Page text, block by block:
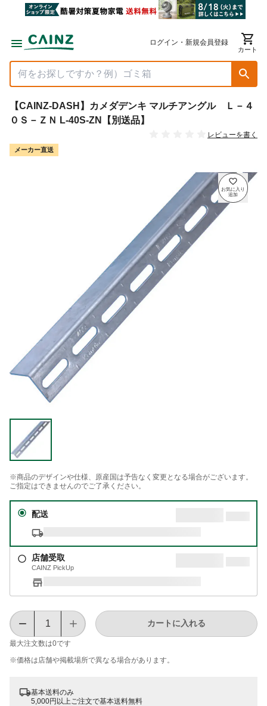
ログイン・新規会員登録
カート
【CAINZ-DASH】カメダデンキ マルチアングル Ｌ－４
０Ｓ－ＺＮ L-40S-ZN【別送品】
レビューを書く
メーカー直送
※商品のデザインや仕様、原産国は予告なく変更となる場合がございます。
ご指定はできませんのでご了承ください。
配送
店舗受取
CAINZ PickUp
最大注文数は0です
カートに入れる
※価格は​店舗や​掲載場所で​異なる​場合が​あります。
基本送料のみ
5,000円以上ご注文で基本送料無料